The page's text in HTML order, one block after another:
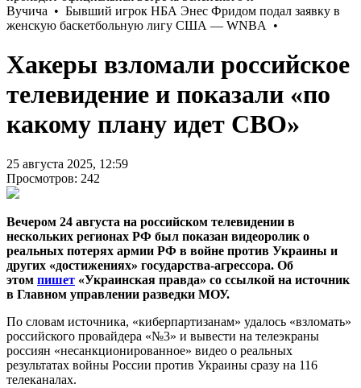
Хакеры взломали российское
телевидение и показали «по
какому плану идет СВО»
25 августа 2025, 12:59
Просмотров: 242
Вечером 24 августа на российском телевидении в
нескольких регионах РФ был показан видеоролик о
реальных потерях армии РФ в войне против Украины и
других «достижениях» государства-агрессора. Об
этом пишет «Украинская правда» со ссылкой на источник
в Главном управлении разведки МОУ.
По словам источника, «киберпартизанам» удалось «взломать»
российского провайдера «№3» и вывести на телеэкраны
россиян «несанкционированное» видео о реальных
результатах войны России против Украины сразу на 116
телеканалах.